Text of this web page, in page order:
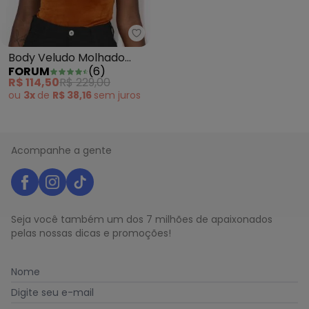
Forum - Body Veludo Molhado
Body Veludo Molhado
Marrom
FORUM (6)
R$ 114,50R$ 229,00
ou 3x de R$ 38,16 sem juros
Acompanhe a gente
Seja você também um dos 7 milhões de apaixonados
pelas nossas dicas e promoções!
Nome
Digite seu e-mail